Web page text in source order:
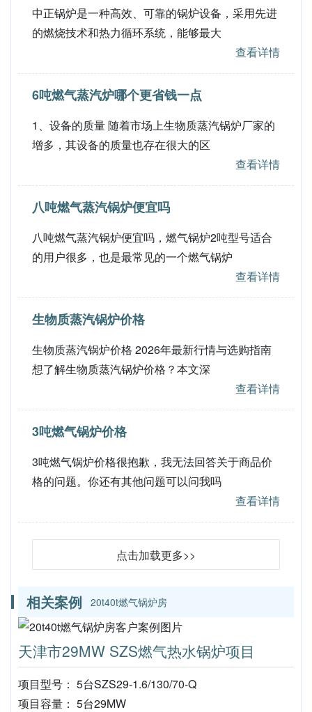
中正锅炉是一种高效、可靠的锅炉设备，采用先进
的燃烧技术和热力循环系统，能够最大
查看详情
6吨燃气蒸汽炉哪个更省钱一点
1、设备的质量 随着市场上生物质蒸汽锅炉厂家的
增多，其设备的质量也存在很大的区
查看详情
八吨燃气蒸汽锅炉便宜吗
八吨燃气蒸汽锅炉便宜吗，燃气锅炉2吨型号适合
的用户很多，也是最常见的一个燃气锅炉
查看详情
生物质蒸汽锅炉价格
生物质蒸汽锅炉价格 2026年最新行情与选购指南
想了解生物质蒸汽锅炉价格？本文深
查看详情
3吨燃气锅炉价格
3吨燃气锅炉价格很抱歉，我无法回答关于商品价
格的问题。你还有其他问题可以问我吗
查看详情
点击加载更多>>
相关案例 20t40t燃气锅炉房
天津市29MW SZS燃气热水锅炉项目
项目型号： 5台SZS29-1.6/130/70-Q
项目容量： 5台29MW